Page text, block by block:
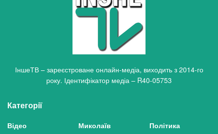
ІншеТВ – зареєстроване онлайн-медіа, виходить з 2014-го
року. Ідентифікатор медіа – R40-05753
Категорії
Відео
Миколаїв
Політика